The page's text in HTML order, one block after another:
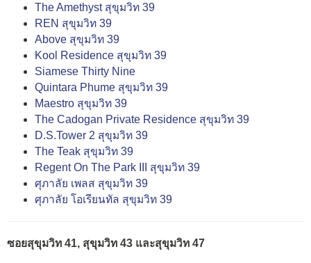
The Amethyst สุขุมวิท 39
REN สุขุมวิท 39
Above สุขุมวิท 39
Kool Residence สุขุมวิท 39
Siamese Thirty Nine
Quintara Phume สุขุมวิท 39
Maestro สุขุมวิท 39
The Cadogan Private Residence สุขุมวิท 39
D.S.Tower 2 สุขุมวิท 39
The Teak สุขุมวิท 39
Regent On The Park ΙΙΙ สุขุมวิท 39
ศุภาลัย เพลส สุขุมวิท 39
ศุภาลัย โอเรียนทัล สุขุมวิท 39
ซอยสุขุมวิท 41, สุขุมวิท 43 และสุขุมวิท 47